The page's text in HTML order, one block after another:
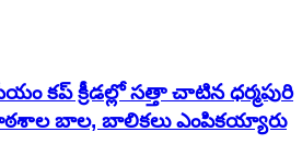
కప్ క్రీడల్లో సత్తా చాటిన ధర్మపురి
బాల, బాలికలు ఎంపికయ్యారు